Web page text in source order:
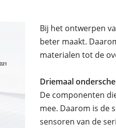
Bij het ontwerpen
beter maakt.
materialen tot de
Driemaal
De componenten
mee. Daarom is de
sensoren van de